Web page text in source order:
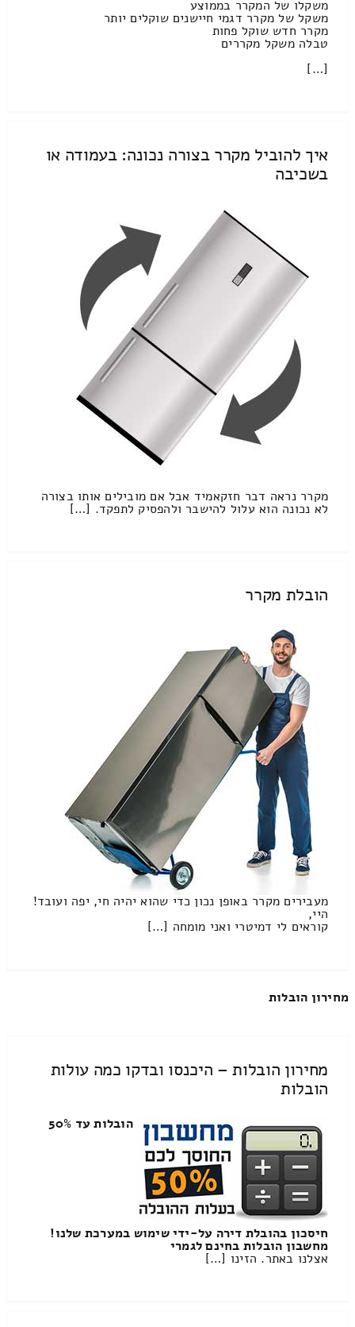
משקלו של המקרר בממוצע
משקל של מקרר דגמי חיישנים שוקלים יותר
מקרר חדש שוקל פחות
טבלה משקל מקררים
[…]
איך להוביל מקרר בצורה נכונה: בעמודה או
בשכיבה
מקרר נראה דבר חזקאמיד אבל אם מובילים אותו בצורה
לא נכונה הוא עלול להישבר ולהפסיק לתפקד. […]
הובלת מקרר
מעבירים מקרר באופן נכון כדי שהוא יהיה חי, יפה ועובד!
היי,
קוראים לי דמיטרי ואני מומחה […]
מחירון הובלות
מחירון הובלות – היכנסו ובדקו כמה עולות
הובלות
הובלות עד 50%
חיסכון בהובלת דירה על-ידי שימוש במערכת שלנו!
מחשבון הובלות בחינם לגמרי
אצלנו באתר. הזינו […]